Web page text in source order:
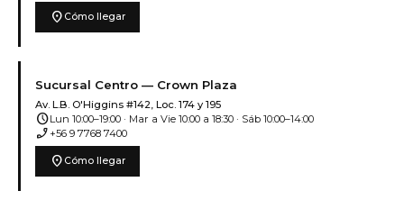
location_on Cómo llegar
Sucursal Centro — Crown Plaza
Av. L.B. O'Higgins #142, Loc. 174 y 195
scheduleLun 10:00–19:00 · Mar a Vie 10:00 a 18:30 · Sáb 10:00–14:00
phone_enabled +56 9 7768 7400
location_on Cómo llegar